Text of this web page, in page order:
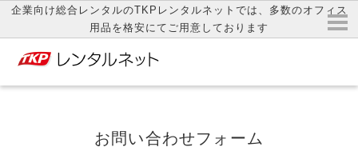
企業向け総合レンタルのTKPレンタルネットでは、多数のオフィス
用品を格安にてご用意しております
お問い合わせフォーム